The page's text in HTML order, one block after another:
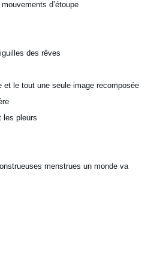
d’étoupe
des rêves
et le tout une seule image recomposée
pleurs
menstrues un monde va